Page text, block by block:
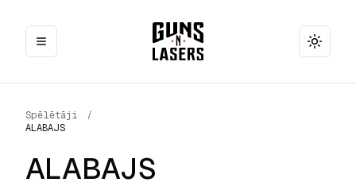
Toggle
Spēlētāji
/
ALABAJS
ALABAJS